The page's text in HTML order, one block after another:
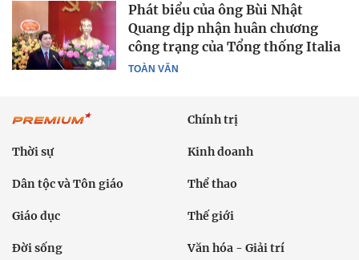
TOÀN VĂN
Phát biểu của ông Bùi Nhật
Quang dịp nhận huân chương
công trạng của Tổng thống Italia
Chính trị
Thời sự Kinh doanh
Dân tộc và Tôn giáo Thể thao
Giáo dục Thế giới
Đời sống Văn hóa - Giải trí